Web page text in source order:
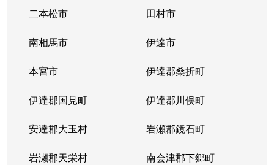
二本松市 田村市
南相馬市 伊達市
本宮市 伊達郡桑折町
伊達郡国見町 伊達郡川俣町
安達郡大玉村 岩瀬郡鏡石町
岩瀬郡天栄村 南会津郡下郷町